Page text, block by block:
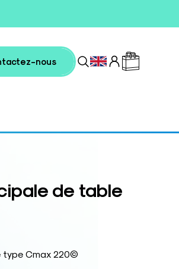
nous
de table
type Cmax 220©